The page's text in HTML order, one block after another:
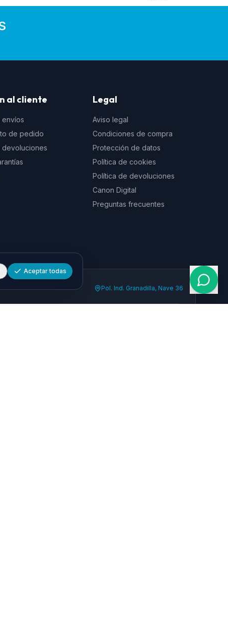
al cliente
envíos
de pedido
devoluciones
Legal
Aviso legal
Condiciones de compra
Protección de datos
Política de cookies
Política de devoluciones
Canon Digital
Preguntas frecuentes
Pol. Ind. Granadilla, Nave 36
Aceptar todas